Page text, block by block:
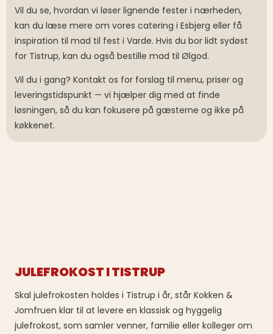
Vil du se, hvordan vi løser lignende fester i nærheden,
kan du læse mere om vores catering i Esbjerg eller få
inspiration til mad til fest i Varde. Hvis du bor lidt sydøst
for Tistrup, kan du også bestille mad til Ølgod.
Vil du i gang? Kontakt os for forslag til menu, priser og
leveringstidspunkt — vi hjælper dig med at finde
løsningen, så du kan fokusere på gæsterne og ikke på
køkkenet.
JULEFROKOST I TISTRUP
Skal julefrokosten holdes i Tistrup i år, står Kokken &
Jomfruen klar til at levere en klassisk og hyggelig
julefrokost, som samler venner, familie eller kolleger om